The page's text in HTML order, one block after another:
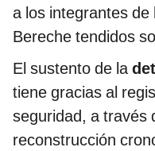
a los integrantes
Bereche tendidos
El sustento de la
tiene gracias al
seguridad, a través
reconstrucción